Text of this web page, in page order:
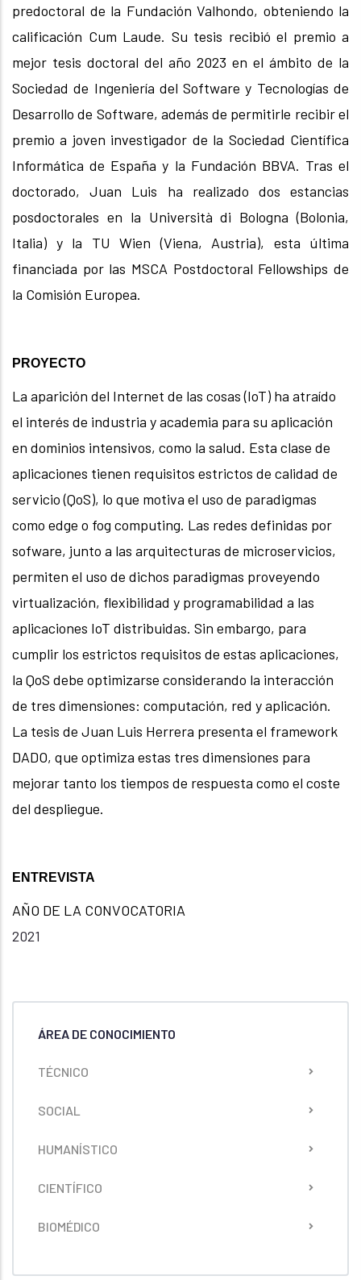
predoctoral de la Fundación Valhondo, obteniendo la
calificación Cum Laude. Su tesis recibió el premio a
mejor tesis doctoral del año 2023 en el ámbito de la
Sociedad de Ingeniería del Software y Tecnologías de
Desarrollo de Software, además de permitirle recibir el
premio a joven investigador de la Sociedad Científica
Informática de España y la Fundación BBVA. Tras el
doctorado, Juan Luis ha realizado dos estancias
posdoctorales en la Università di Bologna (Bolonia,
Italia) y la TU Wien (Viena, Austria), esta última
financiada por las MSCA Postdoctoral Fellowships de
la Comisión Europea.
PROYECTO
La aparición del Internet de las cosas (IoT) ha atraído
el interés de industria y academia para su aplicación
en dominios intensivos, como la salud. Esta clase de
aplicaciones tienen requisitos estrictos de calidad de
servicio (QoS), lo que motiva el uso de paradigmas
como edge o fog computing. Las redes definidas por
sofware, junto a las arquitecturas de microservicios,
permiten el uso de dichos paradigmas proveyendo
virtualización, flexibilidad y programabilidad a las
aplicaciones IoT distribuidas. Sin embargo, para
cumplir los estrictos requisitos de estas aplicaciones,
la QoS debe optimizarse considerando la interacción
de tres dimensiones: computación, red y aplicación.
La tesis de Juan Luis Herrera presenta el framework
DADO, que optimiza estas tres dimensiones para
mejorar tanto los tiempos de respuesta como el coste
del despliegue.
ENTREVISTA
AÑO DE LA CONVOCATORIA
2021
ÁREA DE CONOCIMIENTO
TÉCNICO
SOCIAL
HUMANÍSTICO
CIENTÍFICO
BIOMÉDICO